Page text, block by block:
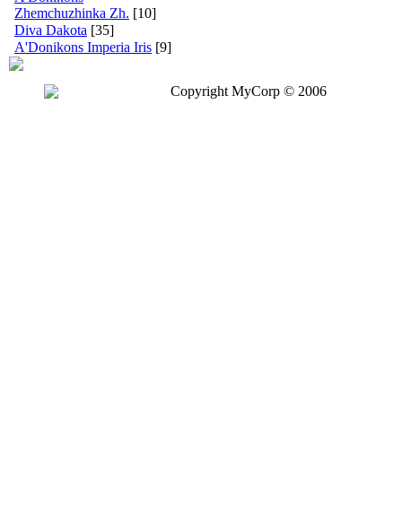
Zhemchuzhinka Zh. [10]
Diva Dakota [35]
A'Donikons Imperia Iris [9]
Copyright MyCorp © 2006